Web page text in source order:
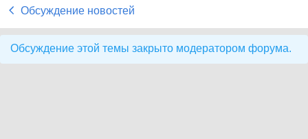
Обсуждение новостей
Обсуждение этой темы закрыто модератором форума.